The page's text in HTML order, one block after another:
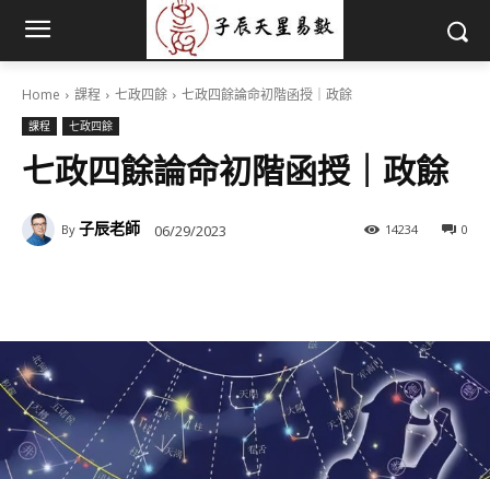
Home 課程 七政四餘 七政四餘論命初階函授｜政餘
課程 七政四餘
七政四餘論命初階函授｜政餘
By 子辰老師 06/29/2023 0
14234